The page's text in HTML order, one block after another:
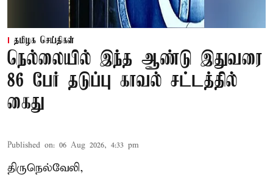
தமிழக செய்திகள்
நெல்லையில் இந்த ஆண்டு இதுவரை
86 பேர் தடுப்பு காவல் சட்டத்தில்
கைது
Published on: 06 Aug 2026, 4:33 pm
திருநெல்வேலி,